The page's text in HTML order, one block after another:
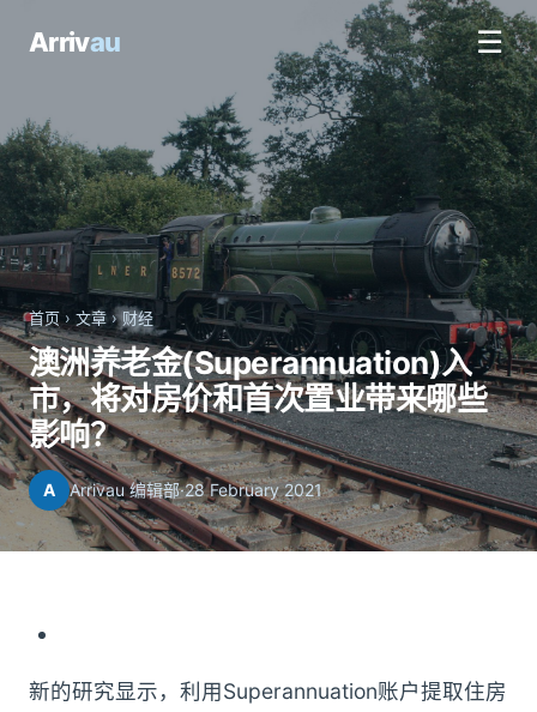
Arrivau ☰
首页 › 文章›财经
澳洲养老金(Superannuation)入
市，将对房价和首次置业带来哪些
影响？
A Arrivau 编辑部·28 February 2021
新的研究显示，利用Superannuation账户提取住房